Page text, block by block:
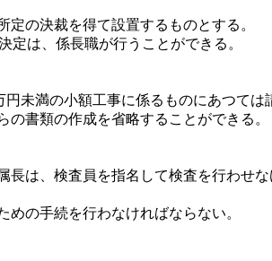
の決裁を得て設置するものとする。
は、係長職が行うことができる。
未満の小額工事に係るものにあつて
書類の作成を省略することができる。
は、検査員を指名して検査を行わせな
の手続を行わなければならない。